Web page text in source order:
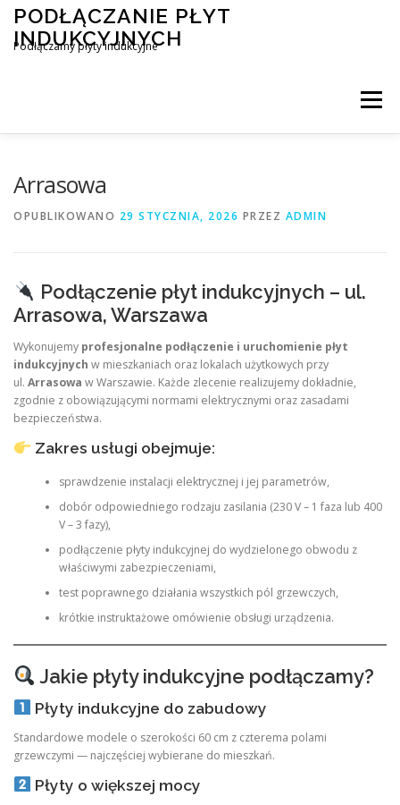
Przejdź
treści
PODŁĄCZANIE PŁYT
INDUKCYJNYCH
Podłączamy płyty indukcyjne
Menu
Arrasowa
OPUBLIKOWANO 29 STYCZNIA, 2026 PRZEZ ADMIN
Podłączenie płyt indukcyjnych – ul.
Arrasowa, Warszawa
Wykonujemy profesjonalne podłączenie i uruchomienie płyt
indukcyjnych w mieszkaniach oraz lokalach użytkowych przy
ul. Arrasowa w Warszawie. Każde zlecenie realizujemy dokładnie,
zgodnie z obowiązującymi normami elektrycznymi oraz zasadami
bezpieczeństwa.
Zakres usługi obejmuje:
sprawdzenie instalacji elektrycznej i jej parametrów,
dobór odpowiedniego rodzaju zasilania (230 V – 1 faza lub 400
V – 3 fazy),
podłączenie płyty indukcyjnej do wydzielonego obwodu z
właściwymi zabezpieczeniami,
test poprawnego działania wszystkich pól grzewczych,
krótkie instruktażowe omówienie obsługi urządzenia.
Jakie płyty indukcyjne podłączamy?
Płyty indukcyjne do zabudowy
Standardowe modele o szerokości 60 cm z czterema polami
grzewczymi — najczęściej wybierane do mieszkań.
Płyty o większej mocy